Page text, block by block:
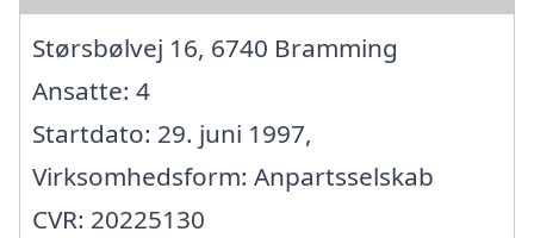
Størsbølvej 16, 6740 Bramming
Ansatte: 4
Startdato: 29. juni 1997,
Virksomhedsform: Anpartsselskab
CVR: 20225130